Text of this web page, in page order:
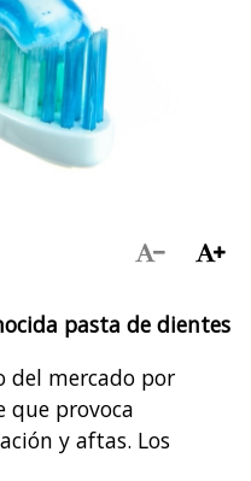
pasta de dientes
del mercado por
que provoca
y aftas. Los